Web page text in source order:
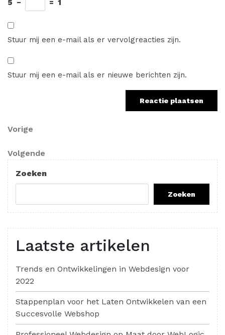
5 − = 1
Stuur mij een e-mail als er vervolgreacties zijn.
Stuur mij een e-mail als er nieuwe berichten zijn.
Berichtnavigatie
Vorig
Vorige
Volgend
bericht
Volgende
Zoeken
Zoeken
Laatste artikelen
Trends en Ontwikkelingen in Webdesign voor
2022
Stappenplan voor het Laten Ontwikkelen van een
Succesvolle Webshop